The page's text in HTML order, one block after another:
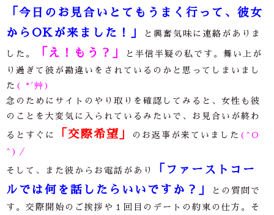
「今日のお見合いとてもうまく行って、彼女
からOKが来ました！」
と興奮気味に連絡がありま
した。 「え！もう？」
と半信半疑の私です。舞い上が
り過ぎて彼が勘違いをされているのかと思ってしまいまし
た ( *´艸)
念のためにサイトのやり取りを確認してみると、女性も彼
のことを大変気に入られているみたいで、お見合いが終わ
るとすぐに 「交際希望」 のお返事が来ていました (^O
^)／
そして、また彼からお電話があり
「ファーストコー
ルでは何を話したらいいですか？」
との質問で
す。交際開始のご挨拶や１回目のデートの約束の仕方。そ